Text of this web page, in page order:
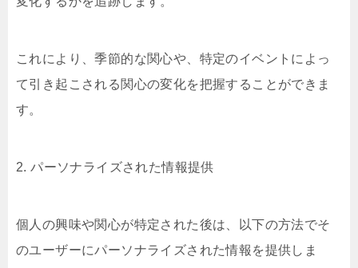
これにより、季節的な関心や、特定のイベントによっ
て引き起こされる関心の変化を把握することができま
す。
2. パーソナライズされた情報提供
個人の興味や関心が特定された後は、以下の方法でそ
のユーザーにパーソナライズされた情報を提供しま